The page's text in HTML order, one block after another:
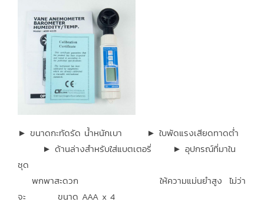
► ขนาดกะทัดรัด น้ำหนักเบา ► ใบพัดแรงเสียดทาดต่ำ
► ด้านล่างสำหรับใส่แบตเตอรี่ ► อุปกรณ์ที่มาใน
ชุด
พกพาสะดวก
ให้ความแม่นยำสูง ไม่ว่า
จะ ขนาด AAA x 4